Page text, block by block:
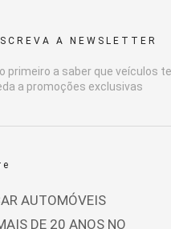
A NEWSLETTER
primeiro a saber que veículos
a promoções exclusivas
AUTOMÓVEIS
DE 20 ANOS NO